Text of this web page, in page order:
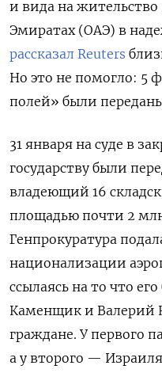
и вида на
Эмиратах (ОАЭ) в
рассказал Reuters
Но это не помогло: 5
полей» были
31 января на суде в
государству были
владеющий 16
площадью почти 2
Генпрокуратура
национализации
ссылаясь на то что
Каменщик и Валерий
граждане. У первого
а у второго —